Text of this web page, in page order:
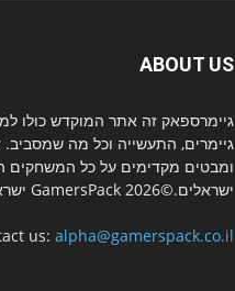
ABOUT US
גיימרספאק זה אתר המוקדש כולו
גיימרים, התעשייה וכל מה
ומבטים מקדימים על כל המשחקים
ישראלים.©2026 GamersPack ישראל. כל הזכויות שמורות.
us: alpha@gamerspack.co.il